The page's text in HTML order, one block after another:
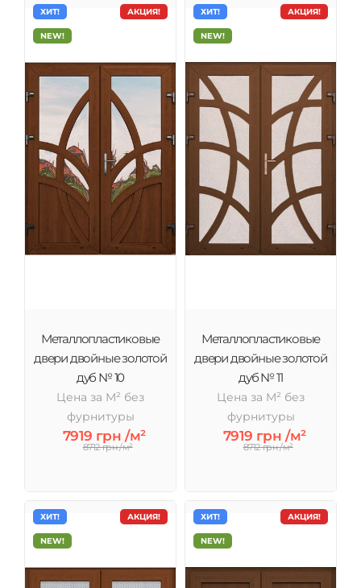
АКЦИЯ!
ХИТ!
NEW!
Металлопластиковые
двери двойные золотой
дуб № 10
Цена за М² без
фурнитуры
7919 грн /м²
8712 грн /м²
АКЦИЯ!
ХИТ!
NEW!
Металлопластиковые
двери двойные золотой
дуб № 11
Цена за М² без
фурнитуры
7919 грн /м²
8712 грн /м²
АКЦИЯ!
ХИТ!
NEW!
АКЦИЯ!
ХИТ!
NEW!